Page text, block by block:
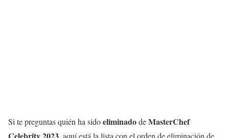
Si te preguntas quién ha sidoeliminadodeMasterChef
, aquí está la lista con el orden de eliminación de